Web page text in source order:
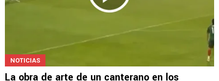
NOTICIAS
La obra de arte de un canterano en los